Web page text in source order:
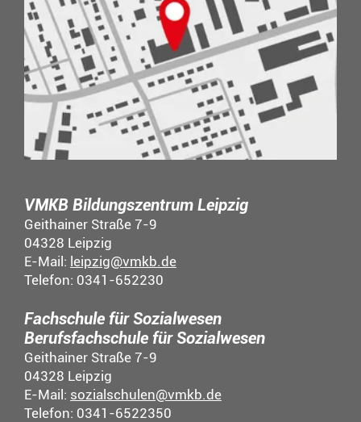
VMKB Bildungszentrum Leipzig
Geithainer Straße 7-9
04328 Leipzig
E-Mail: leipzig@vmkb.de
Telefon: 0341-652230
Fachschule für Sozialwesen
Berufsfachschule für Sozialwesen
Geithainer Straße 7-9
04328 Leipzig
E-Mail: sozialschulen@vmkb.de
Telefon: 0341-6522350